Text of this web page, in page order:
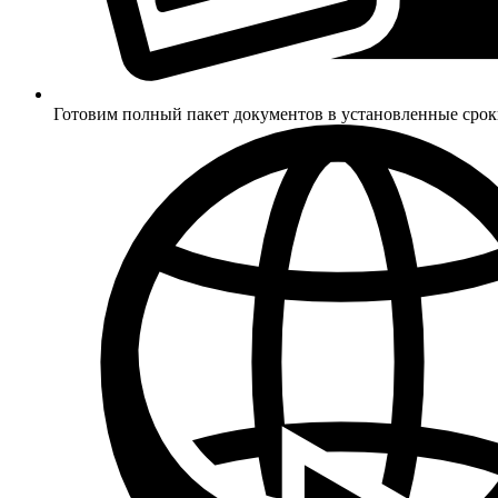
Готовим полный пакет документов в установленные